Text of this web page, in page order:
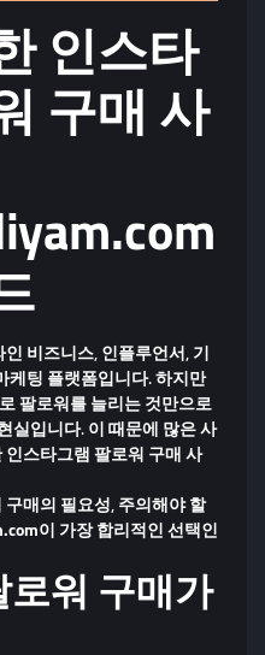
인스타
구매 사
비즈니스, 인플루언서, 기
케팅 플랫폼입니다. 하지만
팔로워를 늘리는 것만으로
실입니다. 이 때문에 많은 사
스타그램 팔로워 구매 사
매의 필요성,주의해야 할
이 가장 합리적인 선택인
워 구매가